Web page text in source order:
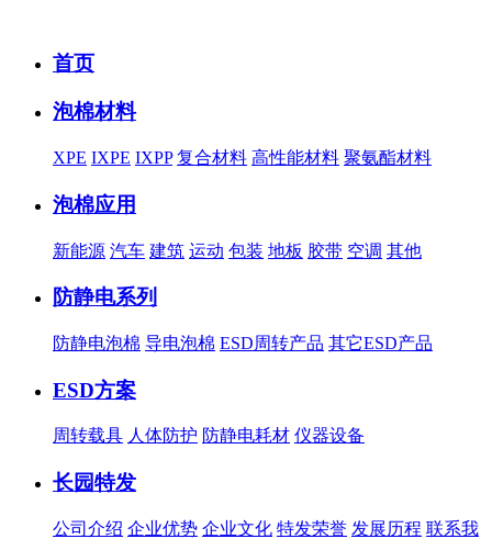
首页
泡棉材料
XPE IXPE IXPP 复合材料 高性能材料 聚氨酯材料
泡棉应用
新能源 汽车 建筑 运动 包装 地板 胶带 空调 其他
防静电系列
防静电泡棉 导电泡棉 ESD周转产品 其它ESD产品
ESD方案
周转载具 人体防护 防静电耗材 仪器设备
长园特发
公司介绍 企业优势 企业文化 特发荣誉 发展历程 联系我